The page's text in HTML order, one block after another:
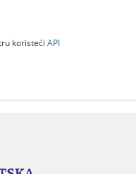
koristeći API